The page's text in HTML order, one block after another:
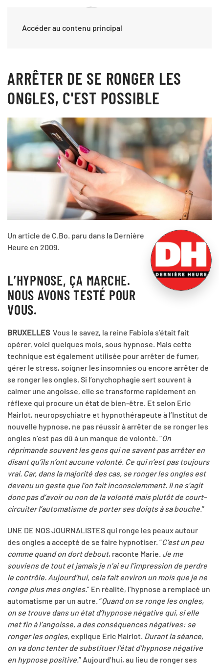
Accéder au contenu principal
ARRÊTER DE SE RONGER LES
ONGLES, C'EST POSSIBLE
Un article de C.Bo. paru dans la Dernière
Heure en 2009.
L’HYPNOSE, ÇA MARCHE.
NOUS AVONS TESTÉ POUR
VOUS.
BRUXELLESVous le savez, la reine Fabiola s’était fait
opérer, voici quelques mois, sous hypnose. Mais cette
technique est également utilisée pour arrêter de fumer,
gérer le stress, soigner les insomnies ou encore arrêter de
se ronger les ongles. Si l’onychophagie sert souvent à
calmer une angoisse, elle se transforme rapidement en
réflexe qui procure un état de bien-être. Et selon Eric
Mairlot, neuropsychiatre et hypnothérapeute à l’Institut de
nouvelle hypnose, ne pas réussir à arrêter de se ronger les
ongles n’est pas dû à un manque de volonté. “On
réprimande souvent les gens qui ne savent pas arrêter en
disant qu’ils n’ont aucune volonté. Ce qui n’est pas toujours
vrai. Car, dans la majorité des cas, se ronger les ongles est
devenu un geste que l’on fait inconsciemment. Il ne s’agit
donc pas d’avoir ou non de la volonté mais plutôt de court-
circuiter l’automatisme de porter ses doigts à sa bouche.”
UNE DE NOS JOURNALISTES qui ronge les peaux autour
des ongles a accepté de se faire hypnotiser. “C’est un peu
comme quand on dort debout, raconte Marie. Je me
souviens de tout et jamais je n’ai eu l’impression de perdre
le contrôle. Aujourd’hui, cela fait environ un mois que je ne
ronge plus mes ongles.” En réalité, l’hypnose a remplacé un
automatisme par un autre. “Quand on se ronge les ongles,
on se trouve dans un état d’hypnose négative qui, si elle
met fin à l’angoisse, a des conséquences négatives: se
ronger les ongles, explique Eric Mairlot. Durant la séance,
on va donc tenter de substituer l’état d’hypnose négative
en hypnose positive.” Aujourd’hui, au lieu de ronger ses